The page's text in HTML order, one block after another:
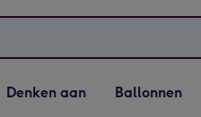
Vervolgkeuzelijst
Denken aan openen
Denken aan
Vervolgkeuzelijst
Ballonnen openen
Ballonnen